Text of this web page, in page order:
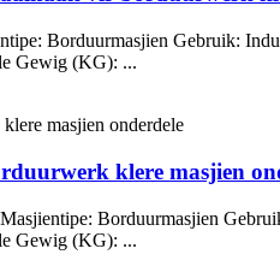
Borduurmasjien Gebruik:
Gewig (KG): ...
klere masjien
Borduurmasjien
Gewig (KG): ...